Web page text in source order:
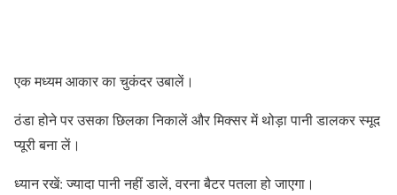
एक मध्यम आकार का चुकंदर उबालें।
ठंडा होने पर उसका छिलका निकालें और मिक्सर में थोड़ा पानी डालकर स्मूद
प्यूरी बना लें।
ध्यान रखें: ज्यादा पानी नहीं डालें, वरना बैटर पतला हो जाएगा।